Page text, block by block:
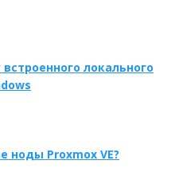
локального
ноды Proxmox VE?